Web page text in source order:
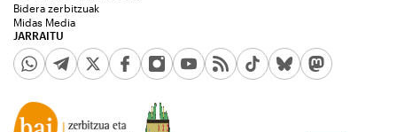
JARRAITU
Bidera zerbitzuak
Midas Media